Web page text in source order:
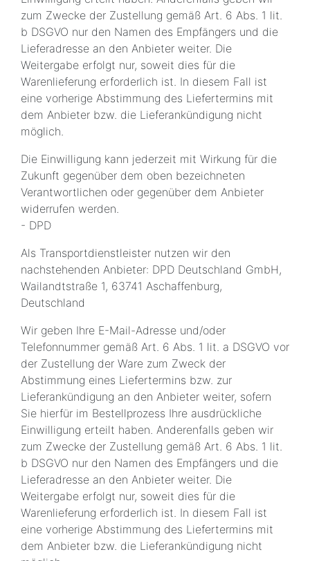
zum Zwecke der Zustellung gemäß Art. 6 Abs. 1 lit.
b DSGVO nur den Namen des Empfängers und die
Lieferadresse an den Anbieter weiter. Die
Weitergabe erfolgt nur, soweit dies für die
Warenlieferung erforderlich ist. In diesem Fall ist
eine vorherige Abstimmung des Liefertermins mit
dem Anbieter bzw. die Lieferankündigung nicht
möglich.
Die Einwilligung kann jederzeit mit Wirkung für die
Zukunft gegenüber dem oben bezeichneten
Verantwortlichen oder gegenüber dem Anbieter
widerrufen werden.
- DPD
Als Transportdienstleister nutzen wir den
nachstehenden Anbieter: DPD Deutschland GmbH,
Wailandtstraße 1, 63741 Aschaffenburg,
Deutschland
Wir geben Ihre E-Mail-Adresse und/oder
Telefonnummer gemäß Art. 6 Abs. 1 lit. a DSGVO vor
der Zustellung der Ware zum Zweck der
Abstimmung eines Liefertermins bzw. zur
Lieferankündigung an den Anbieter weiter, sofern
Sie hierfür im Bestellprozess Ihre ausdrückliche
Einwilligung erteilt haben. Anderenfalls geben wir
zum Zwecke der Zustellung gemäß Art. 6 Abs. 1 lit.
b DSGVO nur den Namen des Empfängers und die
Lieferadresse an den Anbieter weiter. Die
Weitergabe erfolgt nur, soweit dies für die
Warenlieferung erforderlich ist. In diesem Fall ist
eine vorherige Abstimmung des Liefertermins mit
dem Anbieter bzw. die Lieferankündigung nicht